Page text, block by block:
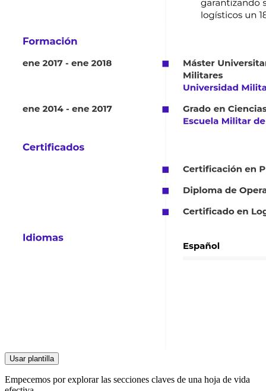
Usar plantilla
Empecemos por explorar las secciones claves de una hoja de vida